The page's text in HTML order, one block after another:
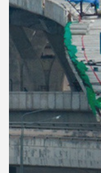
บทความ
ข่าว
กิจกรรม
เกี่ยว
กับ
เรา